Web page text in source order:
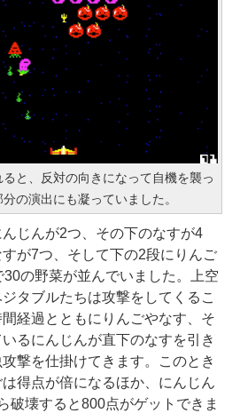
と、反対の向きになって自機を襲っ
の演出にも凝っていました。
じんが2つ、その下のなすが4
が7つ、そして下の2段にりんご
の野菜が並んでいました。上空
タブルたちは攻撃をしてくるこ
経過とともにりんごやなす、そ
るにんじんが直下のなすを引き
撃を仕掛けてきます。このとき
得点が倍になるほか、にんじん
破壊すると800点がゲットできま